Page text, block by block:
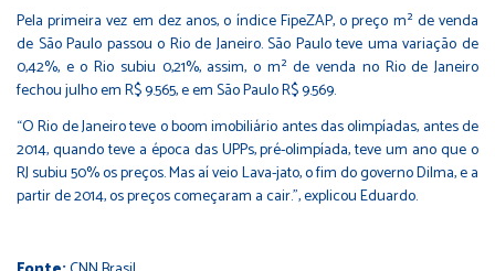
Pela primeira vez em dez anos, o índice FipeZAP, o preço m² de venda
de São Paulo passou o Rio de Janeiro. São Paulo teve uma variação de
0,42%, e o Rio subiu 0,21%, assim, o m² de venda no Rio de Janeiro
fechou julho em R$ 9.565, e em São Paulo R$ 9.569.
“O Rio de Janeiro teve o boom imobiliário antes das olimpíadas, antes de
2014, quando teve a época das UPPs, pré-olimpíada, teve um ano que o
RJ subiu 50% os preços. Mas aí veio Lava-jato, o fim do governo Dilma, e a
partir de 2014, os preços começaram a cair.”, explicou Eduardo.